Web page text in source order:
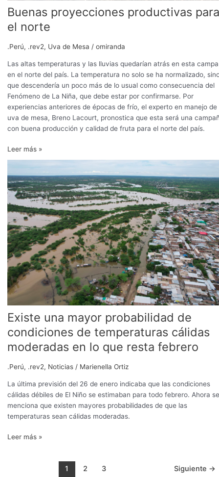
Buenas proyecciones productivas para
el norte
.Perú, .rev2, Uva de Mesa / omiranda
Las altas temperaturas y las lluvias quedarían atrás en esta
en el norte del país. La temperatura no solo se ha normalizado,
que descendería un poco más de lo usual como consecuencia del
Fenómeno de La Niña, que debe estar por confirmarse. Por
experiencias anteriores de épocas de frío, el experto en manejo de
uva de mesa, Breno Lacourt, pronostica que esta será una
con buena producción y calidad de fruta para el norte del país.
Leer más »
Existe una mayor probabilidad de
condiciones de temperaturas cálidas
moderadas en lo que resta febrero
.Perú, .rev2, Noticias / Marienella Ortiz
La última previsión del 26 de enero indicaba que las condiciones
cálidas débiles de El Niño se estimaban para todo febrero. Ahora se
menciona que existen mayores probabilidades de que las
temperaturas sean cálidas moderadas.
Existe
una
mayor
probabilidad
de
condiciones
de
temperaturas
cálidas
moderadas
en
lo
que
resta
febrero
Leer más »
1 2 3 Siguiente →